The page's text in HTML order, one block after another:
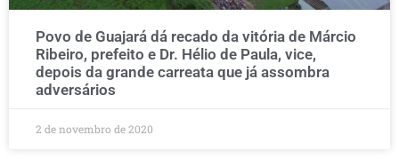
Povo de Guajará dá recado da vitória de Márcio
Ribeiro, prefeito e Dr. Hélio de Paula, vice,
depois da grande carreata que já assombra
adversários
2 de novembro de 2020